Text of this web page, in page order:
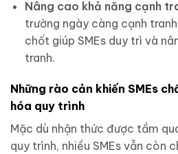
Nâng cao khả năng cạnh
trường ngày càng cạnh
chốt giúp SMEs duy trì và
tranh.
Những rào cản khiến SMEs
hóa quy trình
Mặc dù nhận thức được tầm
quy trình, nhiều SMEs vẫn còn